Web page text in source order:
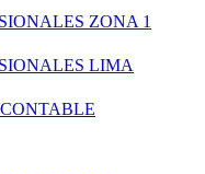
ZONA 1
LIMA